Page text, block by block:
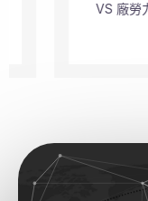
VS 廠勞力士